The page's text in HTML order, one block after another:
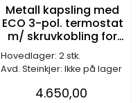
Metall kapsling med
ECO 3-pol. termostat
m/ skruvkobling for
TIDA200,300 og 500
Hovedlager: 2 stk.
Avd. Steinkjer: Ikke på lager
4.650,00